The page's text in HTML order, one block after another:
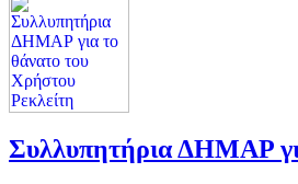
Συλλυπητήρια ΔΗΜΑΡ